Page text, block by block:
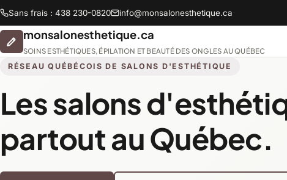
Sans frais : 438 230-0820 info@monsalonesthetique.ca
monsalonesthetique.ca
SOINS ESTHÉTIQUES, ÉPILATION ET BEAUTÉ DES ONGLES AU QUÉBEC
RÉSEAU QUÉBÉCOIS DE SALONS D'ESTHÉTIQUE
Les salons
partout au Québec.